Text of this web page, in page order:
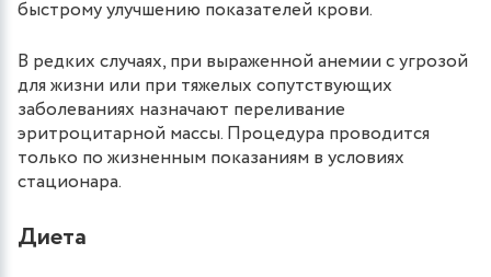
быстрому улучшению показателей крови.
В редких случаях, при выраженной анемии с угрозой
для жизни или при тяжелых сопутствующих
заболеваниях назначают переливание
эритроцитарной массы. Процедура проводится
только по жизненным показаниям в условиях
стационара.
Диета